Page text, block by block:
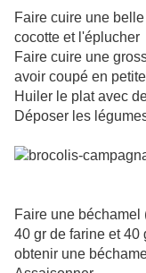
Faire cuire une belle
cocotte et l'éplucher
Faire cuire une
avoir coupé en
Huiler le plat avec
Déposer les
Faire une
40 gr de farine et 40
obtenir une